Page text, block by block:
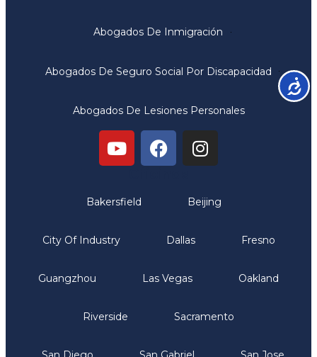
Abogados De Inmigración
Abogados De Seguro Social Por Discapacidad
Abogados De Lesiones Personales
Bakersfield Beijing
City Of Industry Dallas Fresno
Guangzhou Las Vegas Oakland
Riverside Sacramento